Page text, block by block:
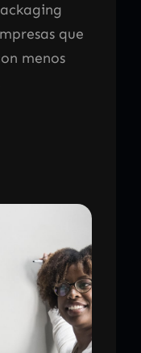
que
menos